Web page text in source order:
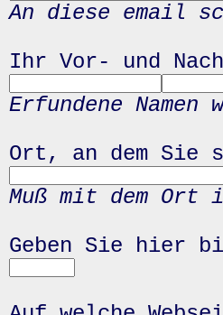
An diese email
Ihr Vor- und
Erfundene
Ort, an dem Sie
Muß mit dem Ort
Geben Sie hier